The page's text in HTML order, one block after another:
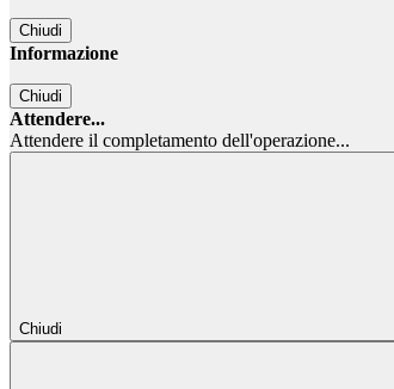
Chiudi
Informazione
Chiudi
Attendere...
Attendere il completamento dell'operazione...
Chiudi